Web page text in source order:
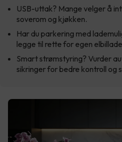
USB-uttak? Mange velger å
soverom og kjøkken.
Har du parkering med
legge til rette for egen
Smart strømstyring? Vurder
sikringer for bedre kontroll og